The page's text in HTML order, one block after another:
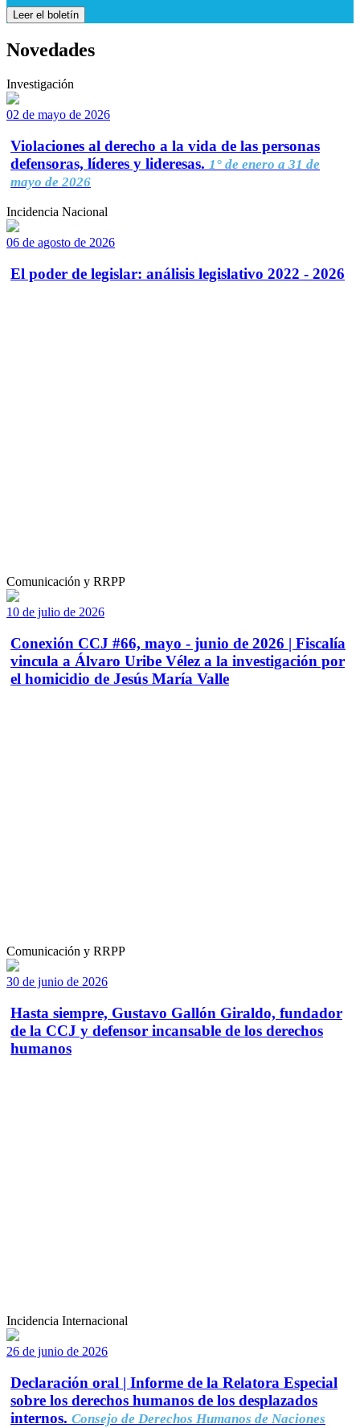
Leer el boletín
Novedades
Investigación
02 de mayo de 2026
Violaciones al derecho a la vida de las personas
defensoras, líderes y lideresas. 1° de enero a 31 de
mayo de 2026
Incidencia Nacional
06 de agosto de 2026
El poder de legislar: análisis legislativo 2022 - 2026
Comunicación y RRPP
10 de julio de 2026
Conexión CCJ #66, mayo - junio de 2026 | Fiscalía
vincula a Álvaro Uribe Vélez a la investigación por
el homicidio de Jesús María Valle
Comunicación y RRPP
30 de junio de 2026
Hasta siempre, Gustavo Gallón Giraldo, fundador
de la CCJ y defensor incansable de los derechos
humanos
Incidencia Internacional
26 de junio de 2026
Declaración oral | Informe de la Relatora Especial
sobre los derechos humanos de los desplazados
internos. Consejo de Derechos Humanos de Naciones